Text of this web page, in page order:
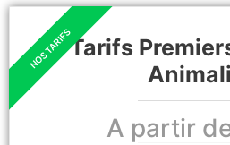
Tarifs
A partir